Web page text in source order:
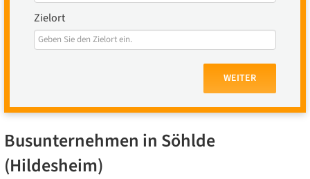
Zielort
WEITER
Busunternehmen in Söhlde
(Hildesheim)